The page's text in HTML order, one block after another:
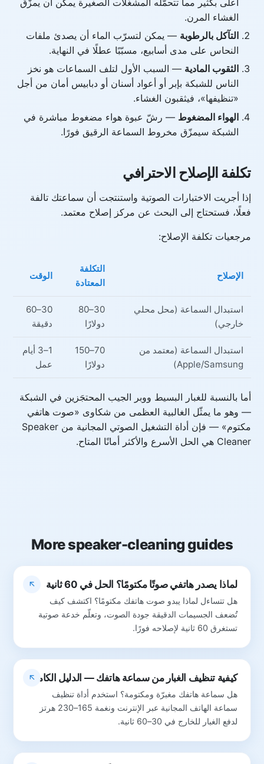
الغشاء المرن.
التآكل بالرطوبة — يمكن لتسرّب الماء أن يصدئ ملفات
النحاس على مدى أسابيع، مسبّبًا عطلًا في النهاية.
الثقوب المادية — السبب الأول لتلف السماعات هو نخز
الناس للشبكة بإبر أو أعواد أسنان أو دبابيس أمان من أجل
«تنظيفها»، فيثقبون الغشاء.
الهواء المضغوط — رشّ عبوة هواء مضغوط مباشرة في
الشبكة سيمزّق مخروط السماعة الرقيق فورًا.
تكلفة الإصلاح الاحترافي
إذا أجريت الاختبارات الصوتية واستنتجت أن سماعتك تالفة
فعلًا، فستحتاج إلى البحث عن مركز إصلاح معتمد.
مرجعيات تكلفة الإصلاح:
الإصلاح
التكلفة
المعتادة
الوقت
استبدال السماعة (محل محلي
خارجي)
30–80
دولارًا
30–60
دقيقة
استبدال السماعة (معتمد من
Apple/Samsung)
70–150
دولارًا
1–3 أيام
عمل
أما بالنسبة للغبار البسيط ووبر الجيب المحتجَزين في الشبكة
— وهو ما يمثّل الغالبية العظمى من شكاوى «صوت هاتفي
مكتوم» — فإن أداة التشغيل الصوتي المجانية من Speaker
Cleaner هي الحل الأسرع والأكثر أمانًا المتاح.
More speaker-cleaning guides
لماذا يصدر هاتفي صوتًا مكتومًا؟ الحل في 60 ثانية
هل تتساءل لماذا يبدو صوت هاتفك مكتومًا؟ اكتشف كيف
تُضعف الجسيمات الدقيقة جودة الصوت، وتعلّم خدعة صوتية
تستغرق 60 ثانية لإصلاحه فورًا.
كيفية تنظيف الغبار من سماعة هاتفك — الدليل الكامل
هل سماعة هاتفك مغبرّة ومكتومة؟ استخدم أداة تنظيف
سماعة الهاتف المجانية عبر الإنترنت ونغمة 165–230 هرتز
لدفع الغبار للخارج في 30–60 ثانية.